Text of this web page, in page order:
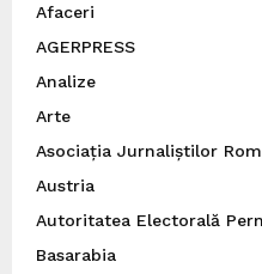
Afaceri
AGERPRESS
Analize
Arte
Asociația Jurnaliștilor
Austria
Autoritatea Electorală
Basarabia